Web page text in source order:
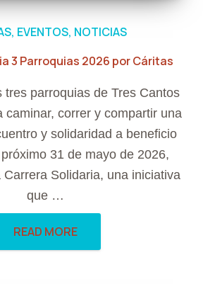
EVENTOS NOTICIAS
3 Parroquias 2026 por Cáritas
tres parroquias de Tres Cantos
caminar, correr y compartir una
y solidaridad a beneficio
31 de mayo de 2026,
Solidaria, una iniciativa
que …
READ MORE